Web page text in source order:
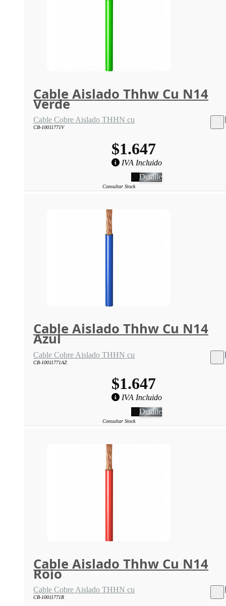
Cable Aislado Thhw Cu N14
Verde
Cable Cobre Aislado THHN cu
CB-10011771V
$1.647
IVA Incluido
Detalle
Consultar Stock
Cable Aislado Thhw Cu N14
Azul
Cable Cobre Aislado THHN cu
CB-10011771AZ
$1.647
IVA Incluido
Detalle
Consultar Stock
Cable Aislado Thhw Cu N14
Rojo
Cable Cobre Aislado THHN cu
CB-10011771R